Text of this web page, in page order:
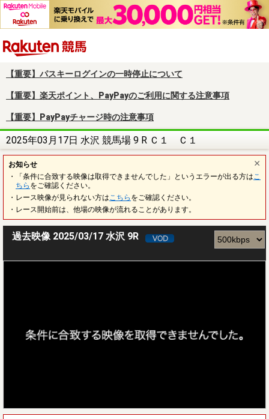
【重要】パスキーログインの一時停止について
【重要】楽天ポイント、PayPayのご利用に関する注意事項
【重要】PayPayチャージ時の注意事項
2025年03月17日 水沢 競馬場 9 R Ｃ１ Ｃ１
お知らせ
・「条件に合致する映像は取得できませんでした」というエラーが出る方は こ
ちら をご確認ください。
・レース映像が見られない方は こちら をご確認ください。
・レース開始前は、他場の映像が流れることがあります。
過去映像 2025/03/17 水沢 9R